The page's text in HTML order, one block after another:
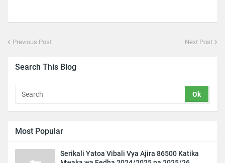
Previous Post Next Post
Search This Blog
Most Popular
Serikali Yatoa Vibali Vya Ajira 86500 Katika